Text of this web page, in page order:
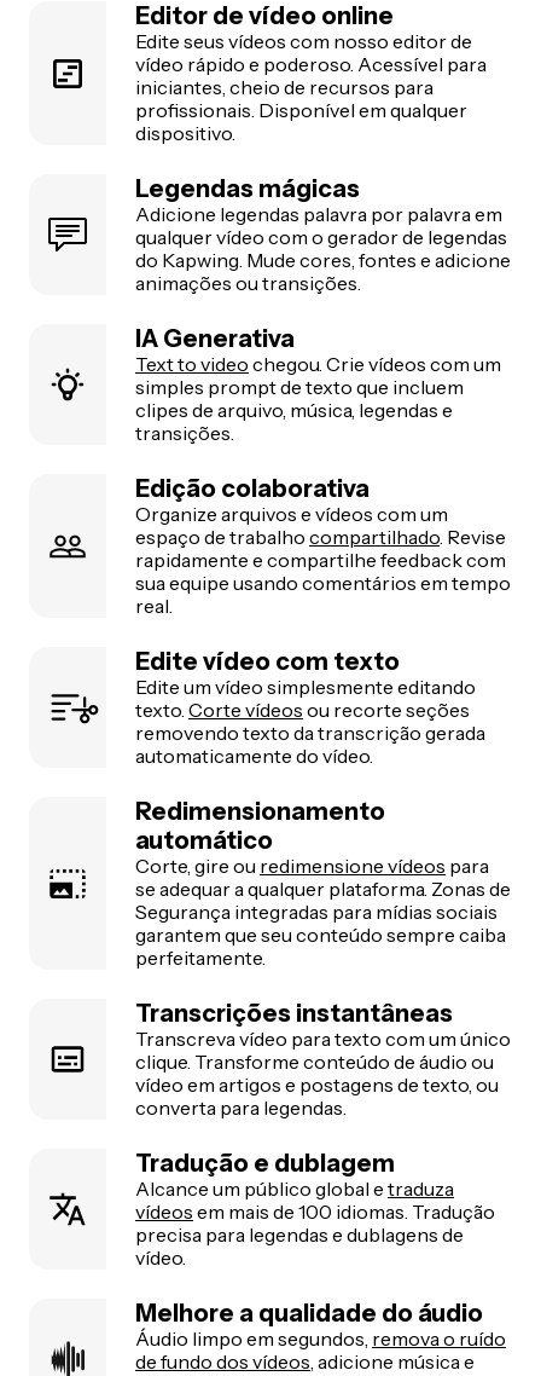
Editor de vídeo online
Edite seus vídeos com nosso editor de
vídeo rápido e poderoso. Acessível para
iniciantes, cheio de recursos para
profissionais. Disponível em qualquer
dispositivo.
Legendas mágicas
Adicione legendas palavra por palavra em
qualquer vídeo com o gerador de legendas
do Kapwing. Mude cores, fontes e adicione
animações ou transições.
IA Generativa
Text to video chegou. Crie vídeos com um
simples prompt de texto que incluem
clipes de arquivo, música, legendas e
transições.
Edição colaborativa
Organize arquivos e vídeos com um
espaço de trabalho compartilhado. Revise
rapidamente e compartilhe feedback com
sua equipe usando comentários em tempo
real.
Edite vídeo com texto
Edite um vídeo simplesmente editando
texto. Corte vídeos ou recorte seções
removendo texto da transcrição gerada
automaticamente do vídeo.
Redimensionamento
automático
Corte, gire ou redimensione vídeos para
se adequar a qualquer plataforma. Zonas de
Segurança integradas para mídias sociais
garantem que seu conteúdo sempre caiba
perfeitamente.
Transcrições instantâneas
Transcreva vídeo para texto com um único
clique. Transforme conteúdo de áudio ou
vídeo em artigos e postagens de texto, ou
converta para legendas.
Tradução e dublagem
Alcance um público global e traduza
vídeos em mais de 100 idiomas. Tradução
precisa para legendas e dublagens de
vídeo.
Melhore a qualidade do áudio
Áudio limpo em segundos, remova o ruído
de fundo dos vídeos, adicione música e